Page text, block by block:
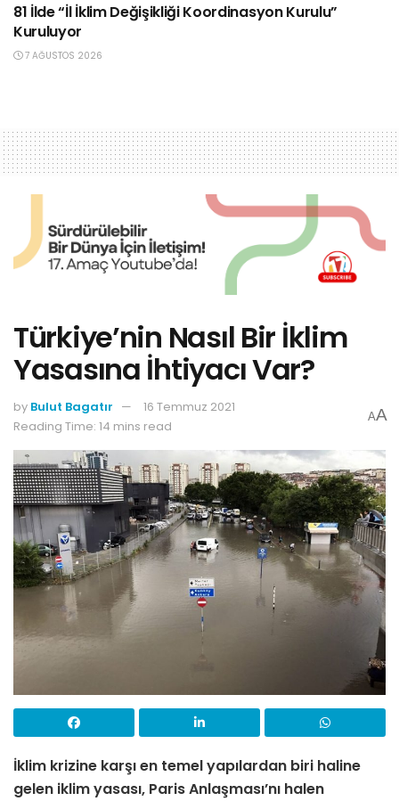
81 İlde “İl İklim Değişikliği Koordinasyon Kurulu”
Kuruluyor
7 AĞUSTOS 2026
Türkiye’nin Nasıl Bir İklim
Yasasına İhtiyacı Var?
by Bulut Bagatır
16 Temmuz 2021
Reading Time: 14 mins read
AA
İklim krizine karşı en temel yapılardan biri haline
gelen iklim yasası, Paris Anlaşması’nı halen